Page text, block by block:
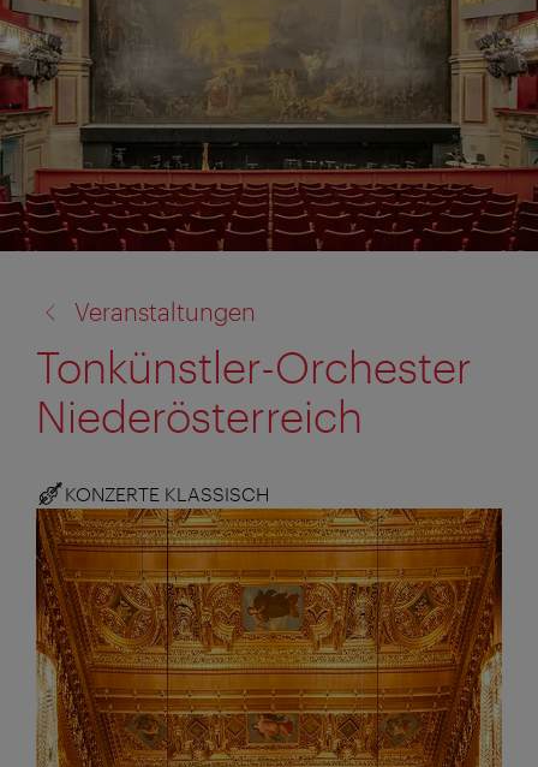
zu:
Veranstaltungen
Tonkünstler-Orchester
Niederösterreich
KONZERTE KLASSISCH